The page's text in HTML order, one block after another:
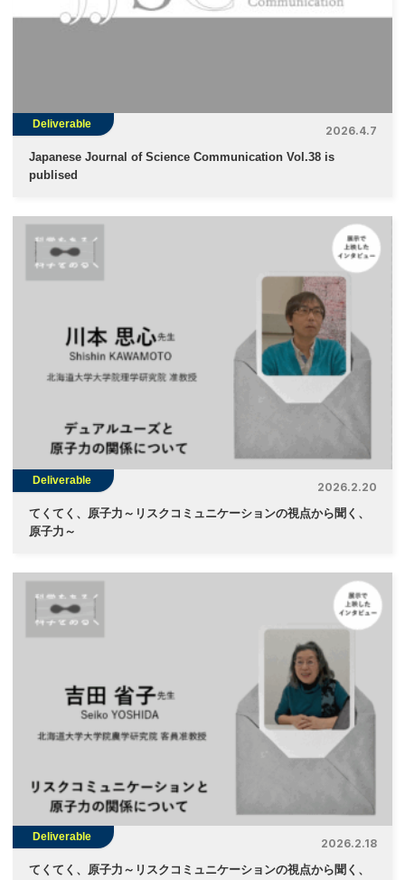
Deliverable
2026.4.7
Japanese Journal of Science Communication Vol.38 is
publised
Deliverable
2026.2.20
てくてく、原子力～リスクコミュニケーションの視点から聞く、
原子力～
Deliverable
2026.2.18
てくてく、原子力～リスクコミュニケーションの視点から聞く、